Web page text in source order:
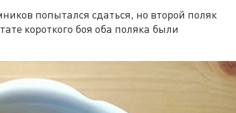
попытался сдаться, но второй поляк
короткого боя оба поляка были